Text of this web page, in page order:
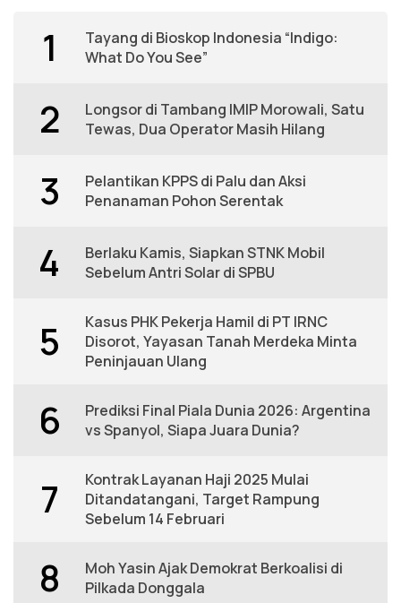
1
Tayang di Bioskop Indonesia “Indigo:
What Do You See”
2
Longsor di Tambang IMIP Morowali, Satu
Tewas, Dua Operator Masih Hilang
3
Pelantikan KPPS di Palu dan Aksi
Penanaman Pohon Serentak
4
Berlaku Kamis, Siapkan STNK Mobil
Sebelum Antri Solar di SPBU
5
Kasus PHK Pekerja Hamil di PT IRNC
Disorot, Yayasan Tanah Merdeka Minta
Peninjauan Ulang
6
Prediksi Final Piala Dunia 2026: Argentina
vs Spanyol, Siapa Juara Dunia?
7
Kontrak Layanan Haji 2025 Mulai
Ditandatangani, Target Rampung
Sebelum 14 Februari
8
Moh Yasin Ajak Demokrat Berkoalisi di
Pilkada Donggala